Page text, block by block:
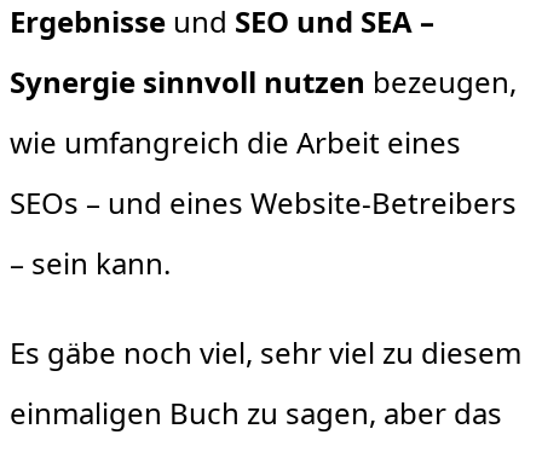
Ergebnisse und SEO und SEA –
Synergie sinnvoll nutzen bezeugen,
wie umfangreich die Arbeit eines
SEOs – und eines Website-Betreibers
– sein kann.
Es gäbe noch viel, sehr viel zu diesem
einmaligen Buch zu sagen, aber das